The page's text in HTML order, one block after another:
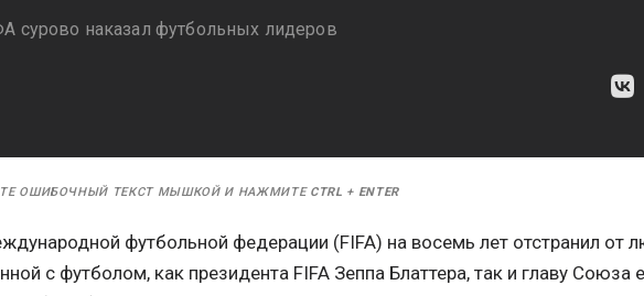
сурово наказал футбольных лидеров
ОШИБОЧНЫЙ ТЕКСТ МЫШКОЙ И НАЖМИТЕ CTRL + ENTER
футбольной федерации (FIFA) на восемь лет отстранил от
с футболом, как президента FIFA Зеппа Блаттера, так и главу Союза